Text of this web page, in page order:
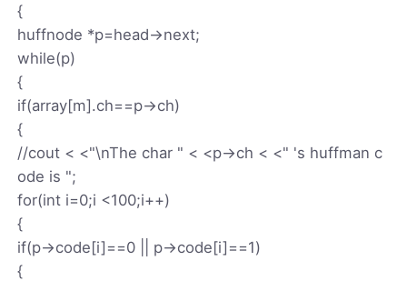
{
huffnode *p=head->next;
while(p)
{
if(array[m].ch==p->ch)
{
//cout < <"\nThe char " < <p->ch < <" 's huffman c
ode is ";
for(int i=0;i <100;i++)
{
if(p->code[i]==0 || p->code[i]==1)
{